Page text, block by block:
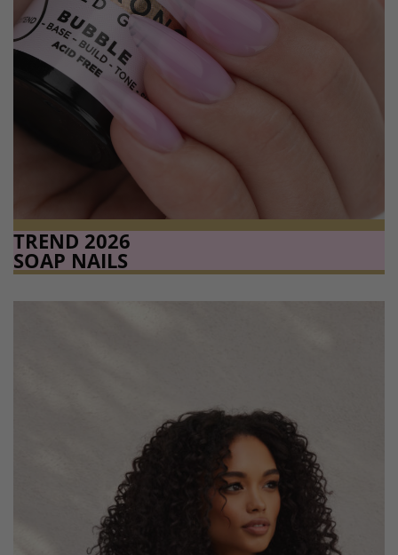
TREND 2026
SOAP NAILS